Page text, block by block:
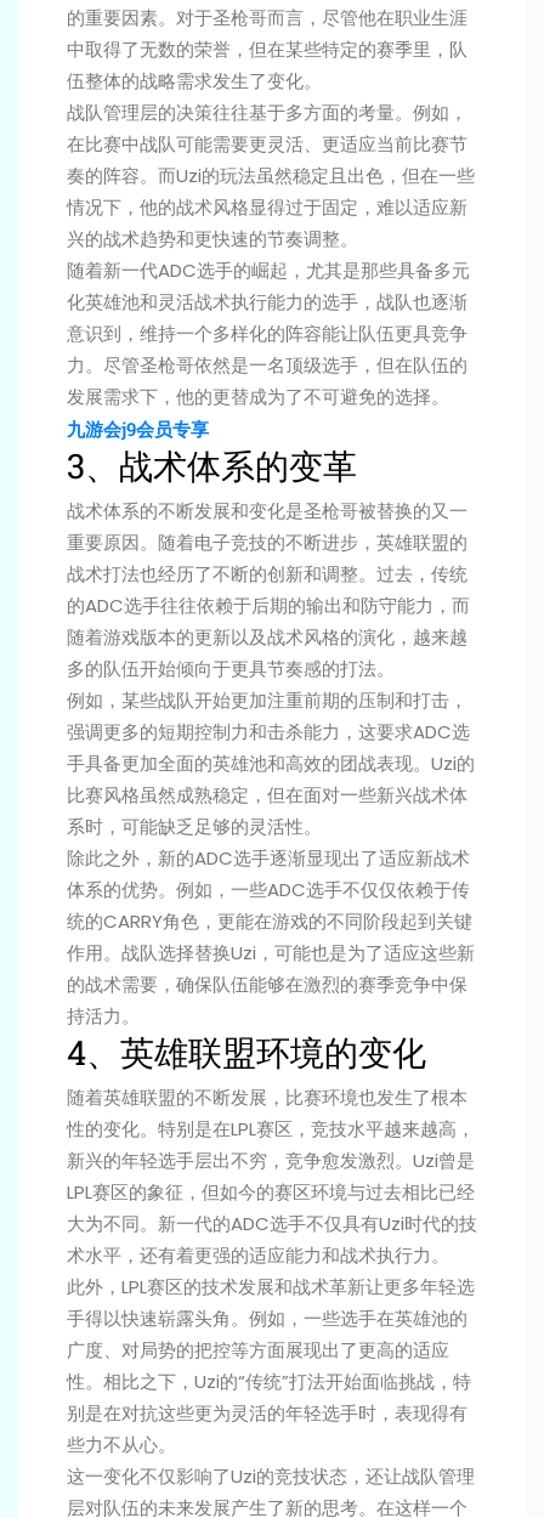
的重要因素。对于圣枪哥而言，尽管他在职业生涯
中取得了无数的荣誉，但在某些特定的赛季里，队
伍整体的战略需求发生了变化。
战队管理层的决策往往基于多方面的考量。例如，
在比赛中战队可能需要更灵活、更适应当前比赛节
奏的阵容。而Uzi的玩法虽然稳定且出色，但在一些
情况下，他的战术风格显得过于固定，难以适应新
兴的战术趋势和更快速的节奏调整。
随着新一代ADC选手的崛起，尤其是那些具备多元
化英雄池和灵活战术执行能力的选手，战队也逐渐
意识到，维持一个多样化的阵容能让队伍更具竞争
力。尽管圣枪哥依然是一名顶级选手，但在队伍的
发展需求下，他的更替成为了不可避免的选择。
九游会j9会员专享
3、战术体系的变革
战术体系的不断发展和变化是圣枪哥被替换的又一
重要原因。随着电子竞技的不断进步，英雄联盟的
战术打法也经历了不断的创新和调整。过去，传统
的ADC选手往往依赖于后期的输出和防守能力，而
随着游戏版本的更新以及战术风格的演化，越来越
多的队伍开始倾向于更具节奏感的打法。
例如，某些战队开始更加注重前期的压制和打击，
强调更多的短期控制力和击杀能力，这要求ADC选
手具备更加全面的英雄池和高效的团战表现。Uzi的
比赛风格虽然成熟稳定，但在面对一些新兴战术体
系时，可能缺乏足够的灵活性。
除此之外，新的ADC选手逐渐显现出了适应新战术
体系的优势。例如，一些ADC选手不仅仅依赖于传
统的CARRY角色，更能在游戏的不同阶段起到关键
作用。战队选择替换Uzi，可能也是为了适应这些新
的战术需要，确保队伍能够在激烈的赛季竞争中保
持活力。
4、英雄联盟环境的变化
随着英雄联盟的不断发展，比赛环境也发生了根本
性的变化。特别是在LPL赛区，竞技水平越来越高，
新兴的年轻选手层出不穷，竞争愈发激烈。Uzi曾是
LPL赛区的象征，但如今的赛区环境与过去相比已经
大为不同。新一代的ADC选手不仅具有Uzi时代的技
术水平，还有着更强的适应能力和战术执行力。
此外，LPL赛区的技术发展和战术革新让更多年轻选
手得以快速崭露头角。例如，一些选手在英雄池的
广度、对局势的把控等方面展现出了更高的适应
性。相比之下，Uzi的“传统”打法开始面临挑战，特
别是在对抗这些更为灵活的年轻选手时，表现得有
些力不从心。
这一变化不仅影响了Uzi的竞技状态，还让战队管理
层对队伍的未来发展产生了新的思考。在这样一个